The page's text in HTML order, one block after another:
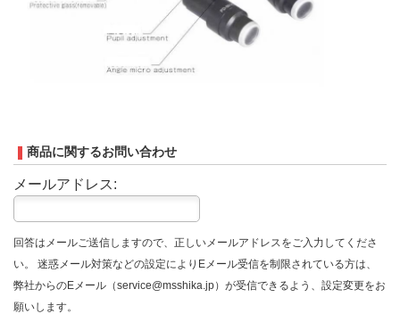
商品に関するお問い合わせ
メールアドレス:
回答はメールご送信しますので、正しいメールアドレスをご入力してくださ
い。 迷惑メール対策などの設定によりEメール受信を制限されている方は、
弊社からのEメール（service@msshika.jp）が受信できるよう、設定変更をお
願いします。